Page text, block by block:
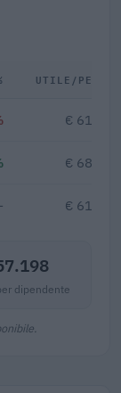
UTILE/
€
€
€
dipendente